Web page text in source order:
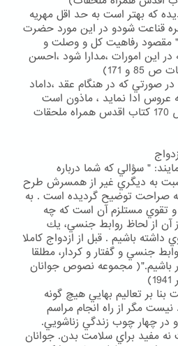
كه بهتر است به حد اقل مهريه
19 مثقال نقره قناعت شودو در اين مورد حضرت
" مقصود رفاهيت كل و وصلت و
اين امورات ،مدارا شود ،احسن
و 171)
صورتي كه در هنگام عقد ،داماد
عروس ادا نمايد ، ماذون است
قبض مجلس رد نمايد."(ص 170 كتاب اقدس همراه ملحقات
" سؤالي كه شما درباره
به ديگري غير از همسرش طرح
به صراحت توضيح گرديده است . به
تقوي مستلزم آن است كه چه
آن از لحاظ روابط جنسي، يك
داشته باشيم . قبل از ازدواج كاملا
جنسي و گفتار و كردار، مطلقا
باشيم."( مجموعه نصوص جوانان
بنا بر تعاليم بهايي هيچ گونه
مگر از راه انجام مراسم
در چهار چوب زندگي زناشويي.
مفيد براي سلامت بدن. جوانان